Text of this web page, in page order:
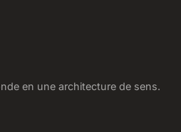
en une architecture de sens.